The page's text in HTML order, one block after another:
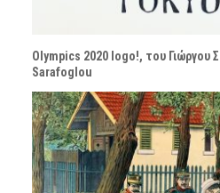
Olympics 2020 logo!, του Γιώργου
Sarafoglou